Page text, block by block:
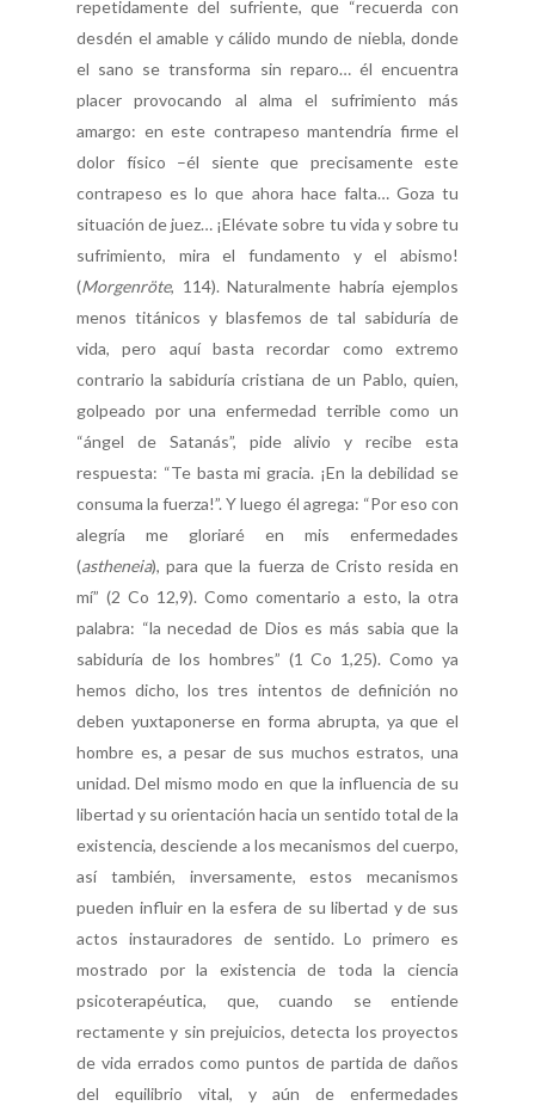
repetidamente del sufriente, que “recuerda con
desdén el amable y cálido mundo de niebla, donde
el sano se transforma sin reparo… él encuentra
placer provocando al alma el sufrimiento más
amargo: en este contrapeso mantendría firme el
dolor físico –él siente que precisamente este
contrapeso es lo que ahora hace falta… Goza tu
situación de juez… ¡Elévate sobre tu vida y sobre tu
sufrimiento, mira el fundamento y el abismo!
(Morgenröte, 114). Naturalmente habría ejemplos
menos titánicos y blasfemos de tal sabiduría de
vida, pero aquí basta recordar como extremo
contrario la sabiduría cristiana de un Pablo, quien,
golpeado por una enfermedad terrible como un
“ángel de Satanás”, pide alivio y recibe esta
respuesta: “Te basta mi gracia. ¡En la debilidad se
consuma la fuerza!”. Y luego él agrega: “Por eso con
alegría me gloriaré en mis enfermedades
(astheneia), para que la fuerza de Cristo resida en
mí” (2 Co 12,9). Como comentario a esto, la otra
palabra: “la necedad de Dios es más sabia que la
sabiduría de los hombres” (1 Co 1,25). Como ya
hemos dicho, los tres intentos de definición no
deben yuxtaponerse en forma abrupta, ya que el
hombre es, a pesar de sus muchos estratos, una
unidad. Del mismo modo en que la influencia de su
libertad y su orientación hacia un sentido total de la
existencia, desciende a los mecanismos del cuerpo,
así también, inversamente, estos mecanismos
pueden influir en la esfera de su libertad y de sus
actos instauradores de sentido. Lo primero es
mostrado por la existencia de toda la ciencia
psicoterapéutica, que, cuando se entiende
rectamente y sin prejuicios, detecta los proyectos
de vida errados como puntos de partida de daños
del equilibrio vital, y aún de enfermedades